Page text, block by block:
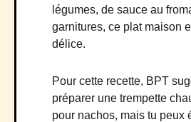
légumes, de sauce au
garnitures, ce plat maison
délice.
Pour cette recette, BPT
préparer une trempette
pour nachos, mais tu peux